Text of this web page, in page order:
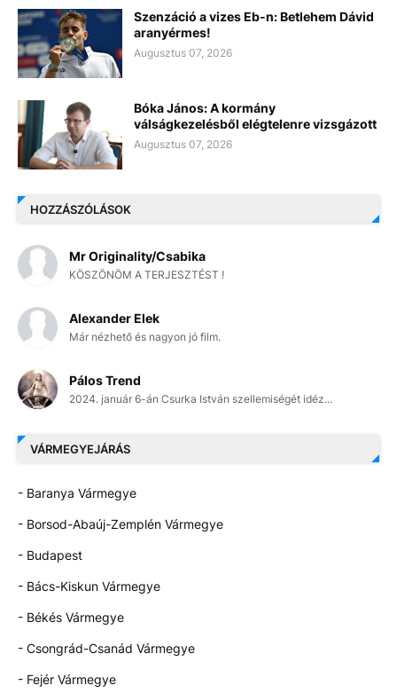
Szenzáció a vizes Eb-n: Betlehem Dávid
aranyérmes!
Augusztus 07, 2026
Bóka János: A kormány
válságkezelésből elégtelenre vizsgázott
Augusztus 07, 2026
HOZZÁSZÓLÁSOK
Mr Originality/Csabika
KÖSZÖNÖM A TERJESZTÉST !
Alexander Elek
Már nézhető és nagyon jó film.
Pálos Trend
2024. január 6-án Csurka István szellemiségét idéz...
VÁRMEGYEJÁRÁS
- Baranya Vármegye
- Borsod-Abaúj-Zemplén Vármegye
- Budapest
- Bács-Kiskun Vármegye
- Békés Vármegye
- Csongrád-Csanád Vármegye
- Fejér Vármegye